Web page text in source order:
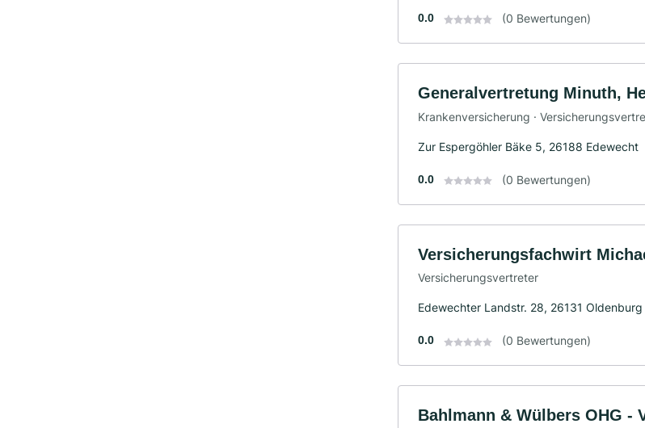
0.0 (0 Bewertungen)
Generalvertretung Minuth,
Krankenversicherung ·
Zur Espergöhler Bäke 5, 26188 Edewecht
0.0 (0 Bewertungen)
Versicherungsfachwirt
Versicherungsvertreter
Edewechter Landstr. 28, 26131 Oldenburg
0.0 (0 Bewertungen)
Bahlmann & Wülbers OHG -